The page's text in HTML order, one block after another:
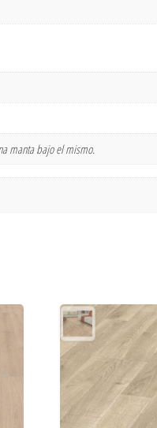
manta bajo el mismo.